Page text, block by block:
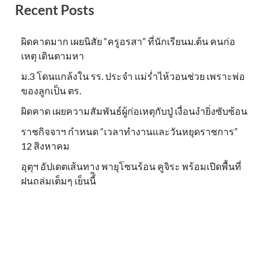
Recent Posts
ผิดคาดมาก เผยนิสัย “ครูอรสา” ที่นักเรียนม.ต้น คนก่อ
เหตุ เดินตามหา
ม.3 โดนแกล้งใน รร. ประจำ แม่ร่ำไห้วอนช่วย เพราะพ่อ
ของลูกเป็น ตร.
ผิดคาด เผยความสัมพันธ์ผู้ก่อเหตุกับปู่ เงื่อนงำยิ่งซับซ้อน
ราชกิจจาฯ กำหนด “เวลาทำงานและวันหยุดราชการ”
12 สิงหาคม
อุตุฯ อัปเดตเส้นทาง พายุโซนร้อน คูจิระ พร้อมเปิดพื้นที่
ฝนถล่มเต็มๆ เย็นนี้ิ